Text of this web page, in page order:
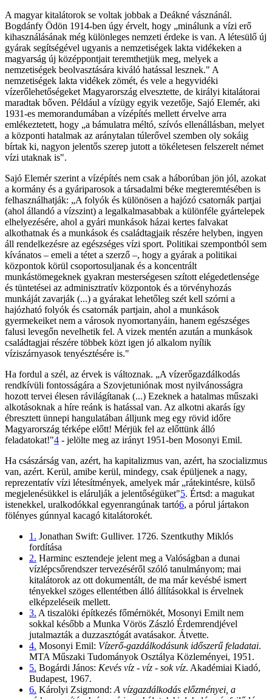
A magyar kitalátorok se voltak jobbak a Deákné vásznánál.
Bogdánfy Ödön 1914-ben úgy érvelt, hogy „minálunk a vízi erő
kihasználásának még különleges nemzeti érdeke is van. A létesülő új
gyárak segítségével ugyanis a nemzetiségek lakta vidékeken a
magyarság új középpontjait teremthetjük meg, melyek a
nemzetiségek beolvasztására kiváló hatással lesznek." A
nemzetiségek lakta vidékek zömét, és vele a hegyvidéki
vízerőlehetőségeket Magyarország elvesztette, de királyi kitalátorai
maradtak bőven. Például a vízügy egyik vezetője, Sajó Elemér, aki
1931-es memorandumában a vízépítés mellett érvelve arra
emlékeztetett, hogy „a bámulatra méltó, szívós ellenállásban, melyet
a központi hatalmak az aránytalan túlerővel szemben oly sokáig
bírtak ki, nagyon jelentős szerep jutott a tökéletesen felszerelt német
vízi utaknak is".
Sajó Elemér szerint a vízépítés nem csak a háborúban jön jól, azokat
a kormány és a gyáriparosok a társadalmi béke megteremtésében is
felhasználhatják: „A folyók és különösen a hajózó csatornák partjai
(ahol állandó a vízszint) a legalkalmasabbak a különféle gyártelepek
elhelyezésére, ahol a gyári munkások házai kertes falvakat
alkothatnak és a munkások és családtagjaik részére helyben, ingyen
áll rendelkezésre az egészséges vízi sport. Politikai szempontból sem
kívánatos – emeli a tétet a szerző –, hogy a gyárak a politikai
központok körül csoportosuljanak és a koncentrált
munkástömegeknek gyakran mesterségesen szított elégedetlensége
és tüntetései az adminisztratív központok és a törvényhozás
munkáját zavarják (...) a gyárakat lehetőleg szét kell szórni a
hajózható folyók és csatornák partjain, ahol a munkások
gyermekeiket nem a városok nyomortanyáin, hanem egészséges
falusi levegőn nevelhetik fel. A vizek mentén azután a munkások
családtagjai részére többek közt igen jó alkalom nyílik
víziszárnyasok tenyésztésére is."
Ha fordul a szél, az érvek is változnak. „A vízerőgazdálkodás
rendkívüli fontosságára a Szovjetuniónak most nyilvánosságra
hozott tervei élesen rávilágítanak (...) Ezeknek a hatalmas műszaki
alkotásoknak a híre reánk is hatással van. Az alkotni akarás így
ébresztett ünnepi hangulatában álljunk meg egy rövid időre
Magyarország térképe előtt! Mérjük fel az előttünk álló
feladatokat!"4 - jelölte meg az irányt 1951-ben Mosonyi Emil.
Ha császárság van, azért, ha kapitalizmus van, azért, ha szocializmus
van, azért. Kerül, amibe kerül, mindegy, csak épüljenek a nagy,
reprezentatív vízi létesítmények, amelyek már „rátekintésre, külső
megjelenésükkel is elárulják a jelentőségüket"5. Értsd: a magukat
istenekkel, uralkodókkal egyenrangúnak tartó6, a pórul jártakon
fölényes gúnnyal kacagó kitalátorokét.
1. Jonathan Swift: Gulliver. 1726. Szentkuthy Miklós
fordítása
2. Harminc esztendeje jelent meg a Valóságban a dunai
vízlépcsőrendszer tervezéséről szóló tanulmányom; mai
kitalátorok az ott dokumentált, de ma már kevésbé ismert
tényekkel szöges ellentétben álló állításokkal is érvelnek
elképzeléseik mellett.
3. A tiszalöki építkezés főmérnökét, Mosonyi Emilt nem
sokkal később a Munka Vörös Zászló Érdemrendjével
jutalmazták a duzzasztógát avatásakor. Átvette.
4. Mosonyi Emil: Vízerő-gazdálkodásunk időszerű feladatai.
MTA Műszaki Tudományok Osztálya Közleményei, 1951.
5. Bogárdi János: Kevés víz - víz - sok víz. Akadémiai Kiadó,
Budapest, 1967.
6. Károlyi Zsigmond: A vízgazdálkodás előzményei, a